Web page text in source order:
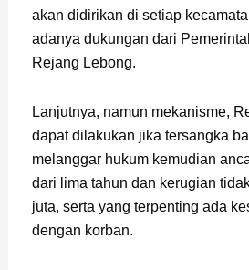
akan didirikan di setiap
adanya dukungan dari
Rejang Lebong.
Lanjutnya, namun mekanisme,
dapat dilakukan jika tersangka
melanggar hukum kemudian
dari lima tahun dan kerugian
juta, serta yang terpenting ada
dengan korban.